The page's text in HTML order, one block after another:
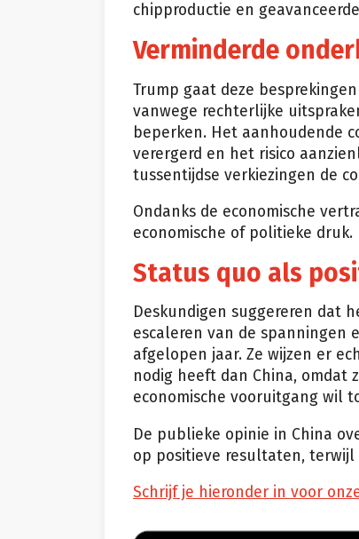
chipproductie en
Verminderde
Trump gaat deze
vanwege rechterlijke
beperken. Het aanhoudende
verergerd en het risico
tussentijdse verkiezingen de
Ondanks de economische
economische of politieke druk.
Status quo als
Deskundigen suggereren dat
escaleren van de spanningen
afgelopen jaar. Ze wijzen er
nodig heeft dan China, omdat
economische vooruitgang wil
De publieke opinie in China
op positieve resultaten,
Schrijf je hieronder in voor